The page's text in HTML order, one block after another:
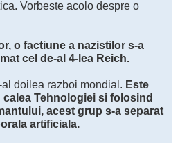
Vorbeste acolo despre o
o factiune a nazistilor s-a
cel de-al 4-lea Reich.
doilea razboi mondial. Este
Tehnologiei si folosind
acest grup s-a separat
artificiala.